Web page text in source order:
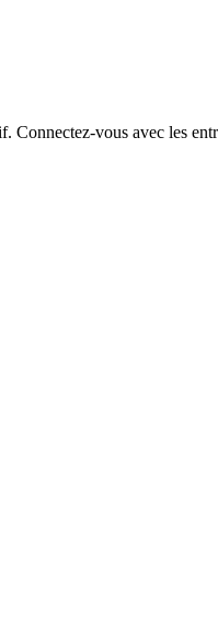
vous avec les